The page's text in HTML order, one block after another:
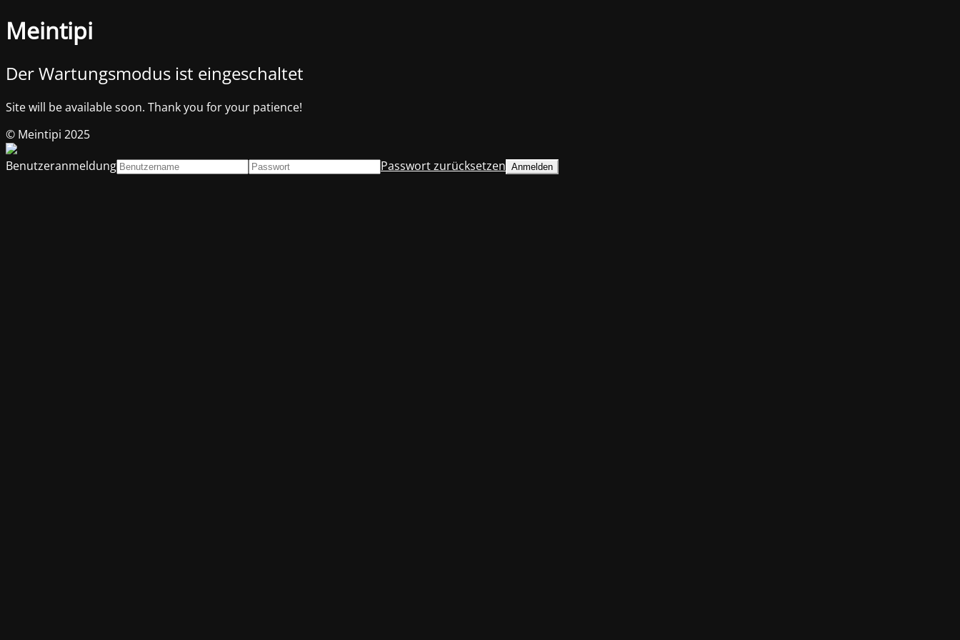
Meintipi
Der Wartungsmodus ist eingeschaltet
Site will be available soon. Thank you for your patience!
© Meintipi 2025
Benutzeranmeldung
Passwort zurücksetzen